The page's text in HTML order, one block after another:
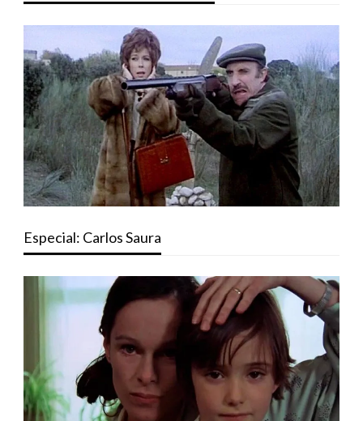
Especial: Carlos Saura